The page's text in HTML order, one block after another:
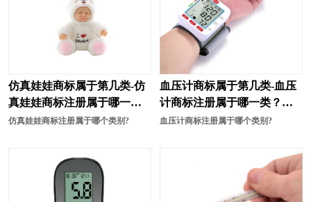
仿真娃娃商标属于第几类-仿
真娃娃商标注册属于哪一
类？「商标分类」
仿真娃娃商标注册属于哪个类别?
血压计商标属于第几类-血压
计商标注册属于哪一类？
「商标分类」
血压计商标注册属于哪个类别?